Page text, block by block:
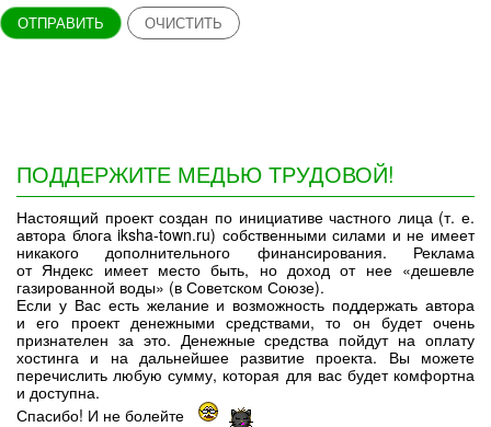
ОТПРАВИТЬ ОЧИСТИТЬ
ПОДДЕРЖИТЕ МЕДЬЮ ТРУДОВОЙ!
Настоящий проект создан по инициативе частного лица (т. е.
автора блога iksha-town.ru) собственными силами и не имеет
никакого дополнительного финансирования. Реклама
от Яндекс имеет место быть, но доход от нее «дешевле
газированной воды» (в Советском Союзе).
Если у Вас есть желание и возможность поддержать автора
и его проект денежными средствами, то он будет очень
признателен за это. Денежные средства пойдут на оплату
хостинга и на дальнейшее развитие проекта. Вы можете
перечислить любую сумму, которая для вас будет комфортна
и доступна.
Спасибо! И не болейте